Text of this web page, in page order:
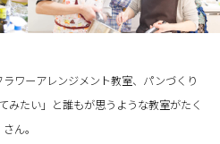
ワーアレンジメント教室、パンづくり
みたい」と誰もが思うような教室がたく
さん。